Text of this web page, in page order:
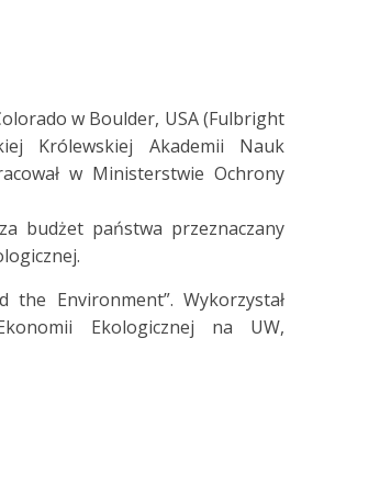
w Boulder, USA (Fulbright
Królewskiej Akademii Nauk
w Ministerstwie Ochrony
budżet państwa przeznaczany
Environment”. Wykorzystał
Ekologicznej na UW,